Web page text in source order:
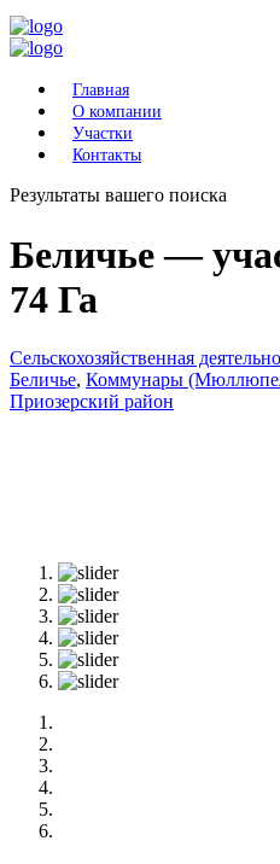
Главная
О компании
Участки
Контакты
Результаты вашего поиска
Беличье —
74 Га
Сельскохозяйственная
Беличье, Коммунары
Приозерский район